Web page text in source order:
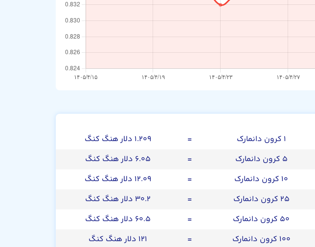
۱ کرون دانمارک =
۱.۲۰۹ دلار هنگ کنگ
۵ کرون دانمارک
=
۶.۰۵ دلار هنگ کنگ
۱۰ کرون دانمارک
=
۱۲.۰۹ دلار هنگ کنگ
۲۵ کرون دانمارک
=
۳۰.۲ دلار هنگ کنگ
۵۰ کرون دانمارک
=
۶۰.۵ دلار هنگ کنگ
۱۰۰ کرون دانمارک
=
۱۲۱ دلار هنگ کنگ